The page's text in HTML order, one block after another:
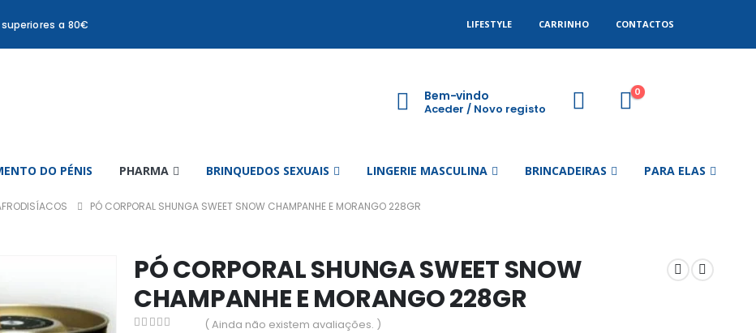
a 80€ LIFESTYLE CARRINHO CONTACTOS
Bem-vindo
Aceder / Novo registo
0
DO PÉNIS PHARMA BRINQUEDOS SEXUAIS LINGERIE MASCULINA BRINCADEIRAS PARA ELAS
PÓ CORPORAL SHUNGA SWEET SNOW CHAMPANHE E MORANGO 228GR
PÓ CORPORAL SHUNGA SWEET SNOW
CHAMPANHE E MORANGO 228GR
( Ainda não existem avaliações. )